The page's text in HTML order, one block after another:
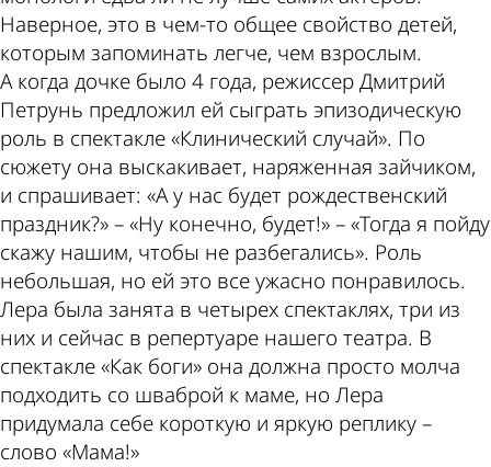
Наверное, это в чем-то общее свойство детей,
которым запоминать легче, чем взрослым.
А когда дочке было 4 года, режиссер Дмитрий
Петрунь предложил ей сыграть эпизодическую
роль в спектакле «Клинический случай». По
сюжету она выскакивает, наряженная зайчиком,
и спрашивает: «А у нас будет рождественский
праздник?» – «Ну конечно, будет!» – «Тогда я пойду
скажу нашим, чтобы не разбегались». Роль
небольшая, но ей это все ужасно понравилось.
Лера была занята в четырех спектаклях, три из
них и сейчас в репертуаре нашего театра. В
спектакле «Как боги» она должна просто молча
подходить со шваброй к маме, но Лера
придумала себе короткую и яркую реплику –
слово «Мама!»